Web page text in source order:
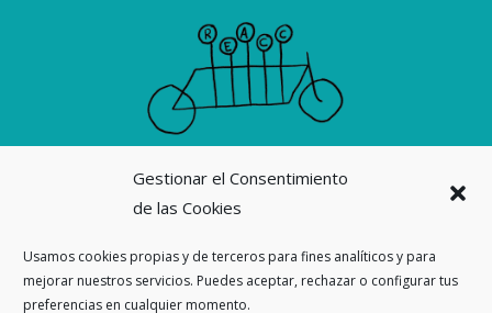
Gestionar el Consentimiento
de las Cookies
Usamos cookies propias y de terceros para fines analíticos y para
mejorar nuestros servicios. Puedes aceptar, rechazar o configurar tus
preferencias en cualquier momento.
Suscribirme a la revista La Ortiga
Nuestras revistas
Ahora también enThreads